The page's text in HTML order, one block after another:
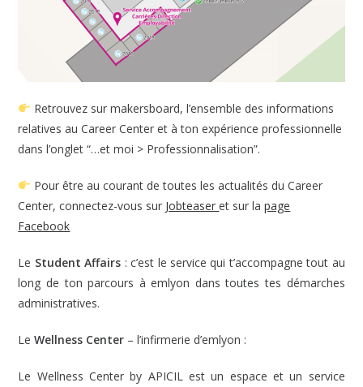
Retrouvez sur makersboard, l’ensemble des informations
relatives au Career Center et à ton expérience professionnelle
dans l’onglet “…et moi > Professionnalisation”.
Pour être au courant de toutes les actualités du Career
Center, connectez-vous sur Jobteaseret sur lapage
Facebook
Le Student Affairs : c’est le service qui t’accompagne tout au
long de ton parcours à emlyon dans toutes tes démarches
administratives.
LeWellness Center – l’infirmerie d’emlyon :
Le Wellness Center by APICIL est un espace et un service